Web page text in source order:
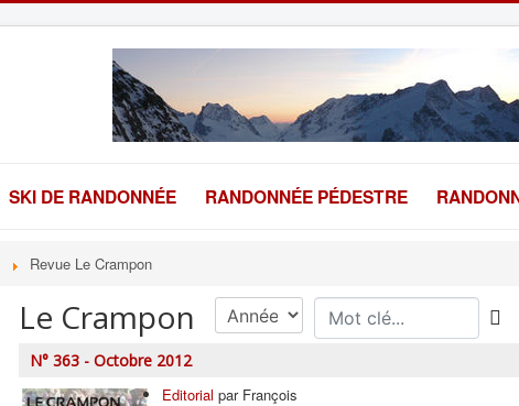
SKI DE RANDONNÉE RANDONNÉE PÉDESTRE
Revue Le Crampon
Le Crampon
N° 363 - Octobre 2012
Editorial par François